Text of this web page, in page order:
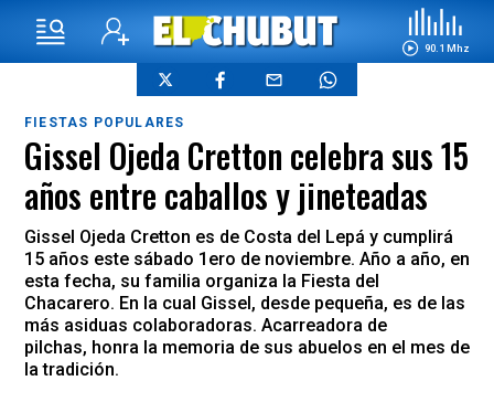
90.1 Mhz
FIESTAS POPULARES
Gissel Ojeda Cretton celebra sus 15
años entre caballos y jineteadas
Gissel Ojeda Cretton es de Costa del Lepá y cumplirá
15 años este sábado 1ero de noviembre. Año a año, en
esta fecha, su familia organiza la Fiesta del
Chacarero. En la cual Gissel, desde pequeña, es de las
más asiduas colaboradoras. Acarreadora de
pilchas, honra la memoria de sus abuelos en el mes de
la tradición.